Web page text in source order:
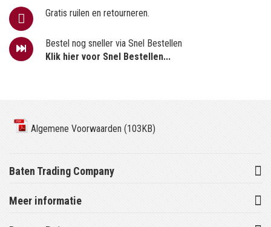
Gratis ruilen en retourneren.
Bestel nog sneller via Snel Bestellen
Klik hier voor Snel Bestellen...
Algemene Voorwaarden (103KB)
Baten Trading Company
Meer informatie